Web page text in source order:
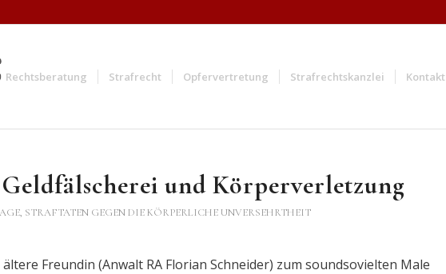
Rechtsberatung Strafrecht Opfervertretung Strafrechtskanzlei Kontakt
und Körperverletzung
, STRAFTATEN GEGEN DIE KÖRPERLICHE UNVERSEHRTHEIT
Freundin (Anwalt RA Florian Schneider) zum soundsovielten Male